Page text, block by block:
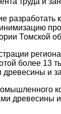
Томской
более 13
древесины и
древесины